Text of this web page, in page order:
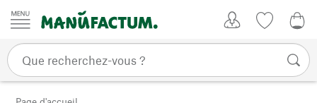
Passer au contenu